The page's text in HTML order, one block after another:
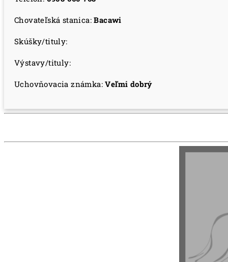
Chovateľská stanica:Bacawi
Skúšky/tituly:
Výstavy/tituly:
Uchovňovacia známka:Veľmi dobrý